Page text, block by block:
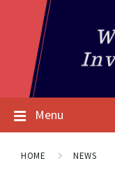
Menu
HOME NEWS